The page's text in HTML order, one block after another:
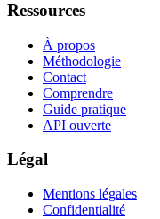
Ressources
À propos
Méthodologie
Contact
Comprendre
Guide pratique
API ouverte
Légal
Mentions légales
Confidentialité